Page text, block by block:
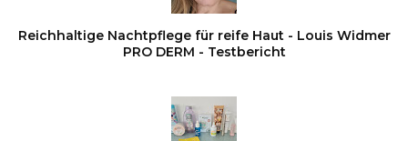
Reichhaltige Nachtpflege für reife Haut - Louis Widmer
PRO DERM - Testbericht